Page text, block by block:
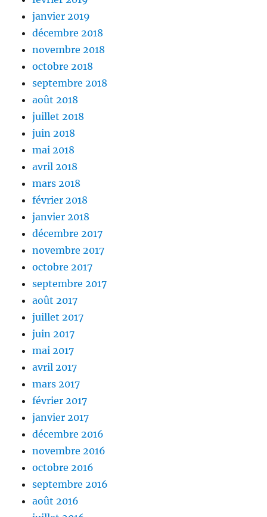
janvier 2019
décembre 2018
novembre 2018
octobre 2018
septembre 2018
août 2018
juillet 2018
juin 2018
mai 2018
avril 2018
mars 2018
février 2018
janvier 2018
décembre 2017
novembre 2017
octobre 2017
septembre 2017
août 2017
juillet 2017
juin 2017
mai 2017
avril 2017
mars 2017
février 2017
janvier 2017
décembre 2016
novembre 2016
octobre 2016
septembre 2016
août 2016